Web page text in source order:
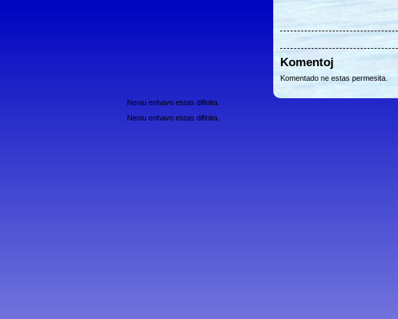
Komentoj
Komentado ne estas permesita.
Neniu enhavo estas difinita.
Neniu enhavo estas difinita.